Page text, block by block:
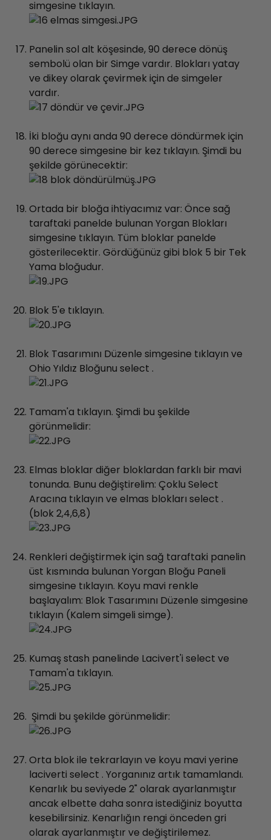
simgesine tıklayın.
Panelin sol alt köşesinde, 90 derece dönüş
sembolü olan bir Simge vardır. Blokları yatay
ve dikey olarak çevirmek için de simgeler
vardır.
İki bloğu aynı anda 90 derece döndürmek için
90 derece simgesine bir kez tıklayın. Şimdi bu
şekilde görünecektir:
Ortada bir bloğa ihtiyacımız var: Önce sağ
taraftaki panelde bulunan Yorgan Blokları
simgesine tıklayın. Tüm bloklar panelde
gösterilecektir. Gördüğünüz gibi blok 5 bir Tek
Yama bloğudur.
Blok 5'e tıklayın.
Blok Tasarımını Düzenle simgesine tıklayın ve
Ohio Yıldız Bloğunu select .
Tamam'a tıklayın. Şimdi bu şekilde
görünmelidir:
Elmas bloklar diğer bloklardan farklı bir mavi
tonunda. Bunu değiştirelim: Çoklu Select
Aracına tıklayın ve elmas blokları select .
(blok 2,4,6,8)
Renkleri değiştirmek için sağ taraftaki panelin
üst kısmında bulunan Yorgan Bloğu Paneli
simgesine tıklayın. Koyu mavi renkle
başlayalım: Blok Tasarımını Düzenle simgesine
tıklayın (Kalem simgeli simge).
Kumaş stash panelinde Lacivert'i select ve
Tamam'a tıklayın.
Şimdi bu şekilde görünmelidir:
Orta blok ile tekrarlayın ve koyu mavi yerine
laciverti select . Yorganınız artık tamamlandı.
Kenarlık bu seviyede 2" olarak ayarlanmıştır
ancak elbette daha sonra istediğiniz boyutta
kesebilirsiniz. Kenarlığın rengi önceden gri
olarak ayarlanmıştır ve değiştirilemez.